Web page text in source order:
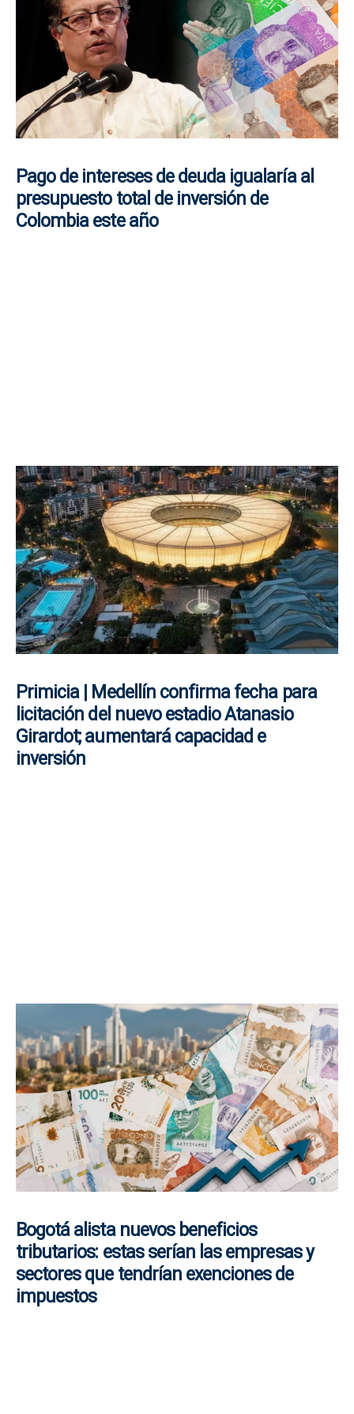
Pago de intereses de deuda igualaría al
presupuesto total de inversión de
Colombia este año
Primicia | Medellín confirma fecha para
licitación del nuevo estadio Atanasio
Girardot; aumentará capacidad e
inversión
Bogotá alista nuevos beneficios
tributarios: estas serían las empresas y
sectores que tendrían exenciones de
impuestos